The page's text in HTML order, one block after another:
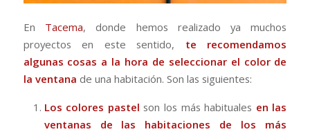
En Tacema, donde hemos realizado ya muchos
proyectos en este sentido, te recomendamos
algunas cosas a la hora de seleccionar el color de
la ventana de una habitación. Son las siguientes:
Los colores pastel son los más habituales en las
ventanas de las habitaciones de los más